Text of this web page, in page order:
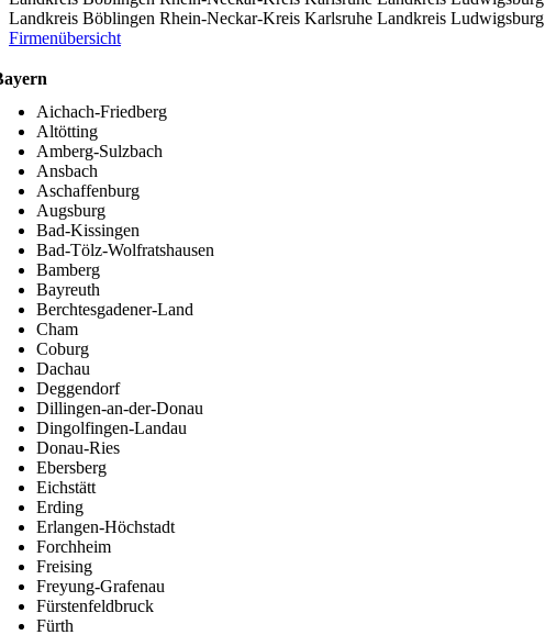
Landkreis Böblingen Rhein-Neckar-Kreis Karlsruhe Landkreis Ludwigsburg
Firmenübersicht
Aichach-Friedberg
Altötting
Amberg-Sulzbach
Ansbach
Aschaffenburg
Augsburg
Bad-Kissingen
Bad-Tölz-Wolfratshausen
Bamberg
Bayreuth
Berchtesgadener-Land
Cham
Coburg
Dachau
Deggendorf
Dillingen-an-der-Donau
Dingolfingen-Landau
Donau-Ries
Ebersberg
Eichstätt
Erding
Erlangen-Höchstadt
Forchheim
Freising
Freyung-Grafenau
Fürstenfeldbruck
Fürth